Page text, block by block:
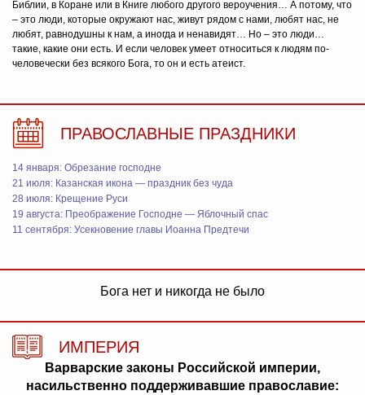
Библии, в Коране или в Книге любого другого вероучения… А потому, что
– это люди, которые окружают нас, живут рядом с нами, любят нас, не
любят, равнодушны к нам, а иногда и ненавидят… Но – это люди…
такие, какие они есть. И если человек умеет относиться к людям по-
человечески без всякого Бога, то он и есть атеист.
ПРАВОСЛАВНЫЕ ПРАЗДНИКИ
14 января: Обрезание господне
21 июля: Казанская икона — праздник без чуда
28 июля: Крещение Руси
19 августа: Преображение Господне — Яблочный спас
11 сентября: Усекновение главы Иоанна Предтечи
Бога нет и никогда не было
ИМПЕРИЯ
Варварские законы Российской империи,
насильственно поддерживавшие православие: